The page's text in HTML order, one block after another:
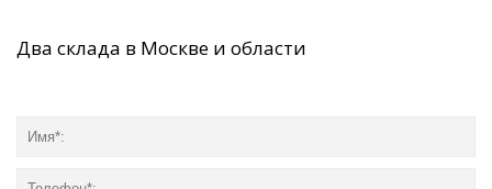
Два склада в Москве и области